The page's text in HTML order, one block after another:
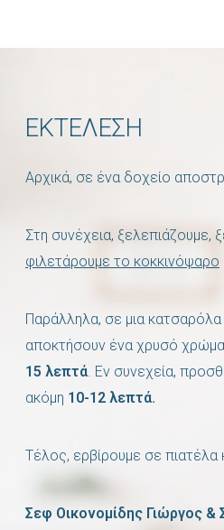
ΕΚΤΕΛΕΣΗ
Αρχικά, σε ένα δοχείο
Στη συνέχεια, ξελεπιάζουμε,
φιλετάρουμε το κοκκινόψαρο
Παράλληλα, σε μια
αποκτήσουν ένα χρυσό
15 λεπτά. Εν συνεχεία,
ακόμη 10-12 λεπτά.
Τέλος, ερβίρουμε σε πιατέλα
Σεφ Οικονομίδης Γιώργος &